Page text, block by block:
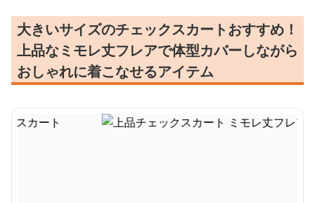
大きいサイズのチェックスカートおすすめ！
上品なミモレ丈フレアで体型カバーしながら
おしゃれに着こなせるアイテム